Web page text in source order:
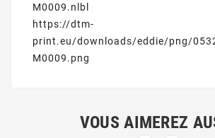
M0009.nlbl
https://dtm-
print.eu/downloads/eddie/png/
M0009.png
VOUS AIMEREZ